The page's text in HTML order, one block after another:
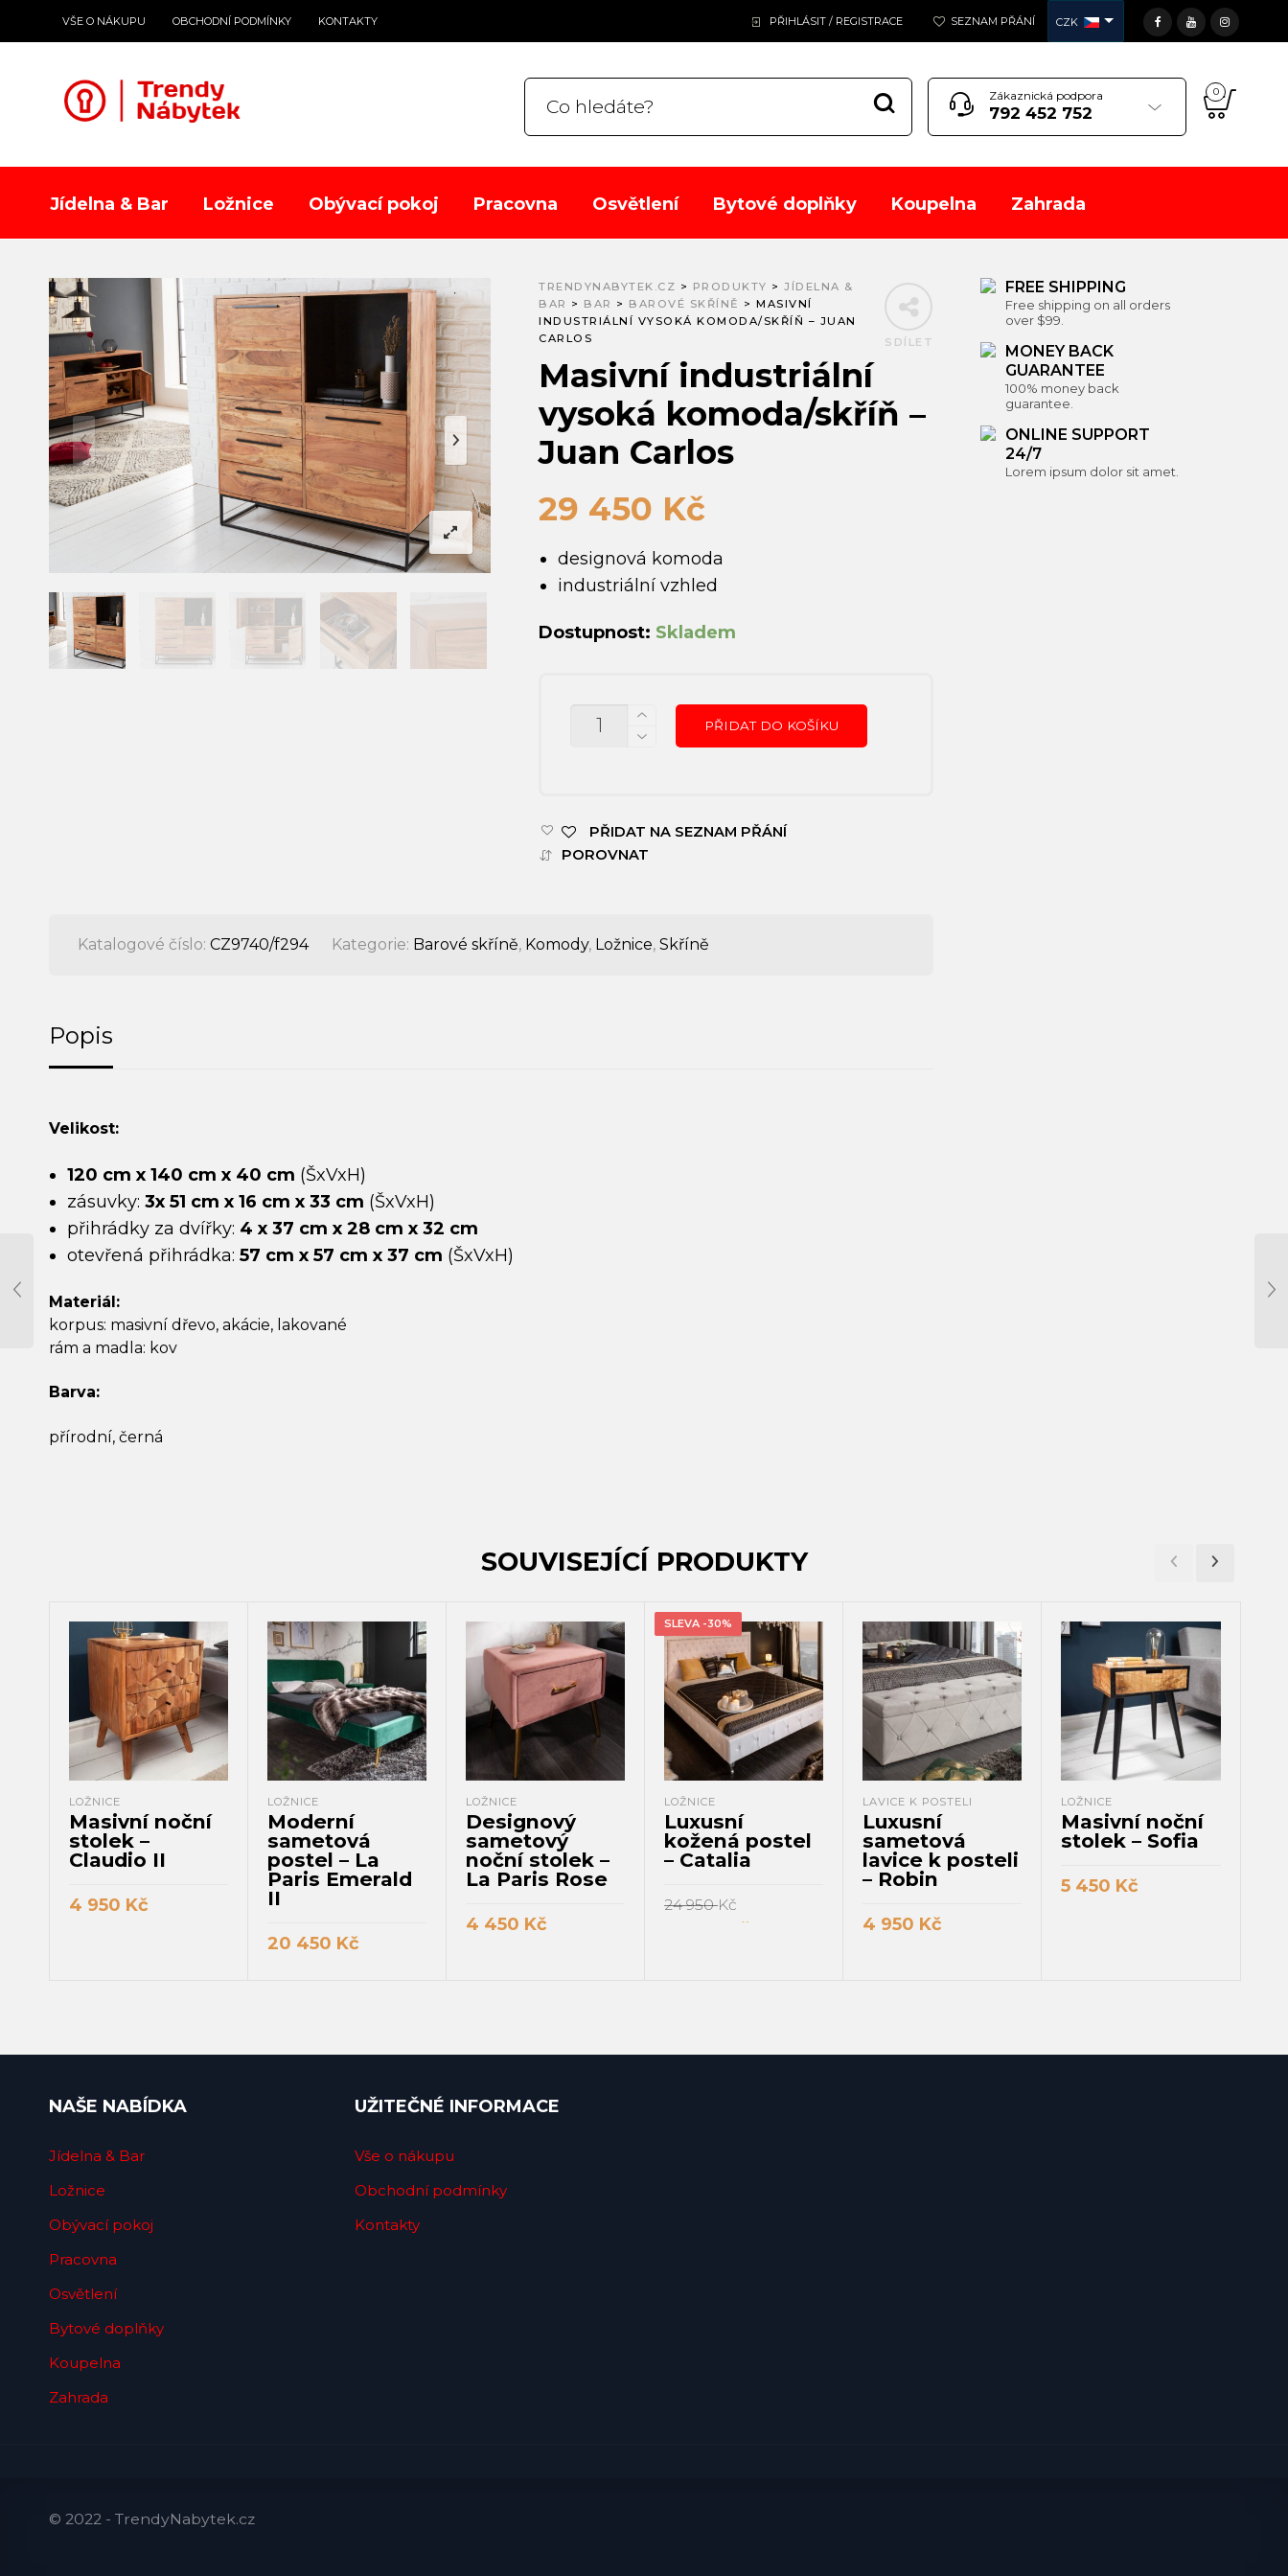
VŠE O NÁKUPU OBCHODNÍ PODMÍNKY KONTAKTY PŘIHLÁSIT / REGISTRACE SEZNAM PŘÁNÍ CZK
Zákaznická podpora
792 452 752
0
Jídelna & Bar Ložnice Obývací pokoj Pracovna Osvětlení Bytové doplňky Koupelna Zahrada
FREE SHIPPING
Free shipping on all orders
over $99.
MONEY BACK
GUARANTEE
100% money back
guarantee.
ONLINE SUPPORT
24/7
Lorem ipsum dolor sit amet.
SDÍLET
TRENDYNABYTEK.CZ > PRODUKTY >JÍDELNA &
BAR > BAR > BAROVÉ SKŘÍNĚ >MASIVNÍ
INDUSTRIÁLNÍ VYSOKÁ KOMODA/SKŘÍŇ – JUAN
CARLOS
Masivní industriální
vysoká komoda/skříň –
Juan Carlos
29 450 Kč
designová komoda
industriální vzhled
Dostupnost: Skladem
MNOŽSTVÍ PŘIDAT DO KOŠÍKU
PŘIDAT NA SEZNAM PŘÁNÍ
POROVNAT
Katalogové číslo: CZ9740/f294 Kategorie: Barové skříně, Komody, Ložnice, Skříně
Popis
Velikost:
120 cm x 140 cm x 40 cm (ŠxVxH)
zásuvky:3x 51 cm x 16 cm x 33 cm (ŠxVxH)
přihrádky za dvířky: 4 x 37 cm x 28 cm x 32 cm
otevřená přihrádka:57 cm x 57 cm x 37 cm (ŠxVxH)
Materiál:
korpus: masivní dřevo, akácie, lakované
rám a madla: kov
Barva:
přírodní, černá
SOUVISEJÍCÍ PRODUKTY
LOŽNICE
Masivní noční
stolek –
Claudio II
4 950 Kč
LOŽNICE
Moderní
sametová
postel – La
Paris Emerald
II
20 450 Kč
LOŽNICE
Designový
sametový
noční stolek –
La Paris Rose
4 450 Kč
SLEVA -30%
LOŽNICE
Luxusní
kožená postel
– Catalia
24 950Kč
Kč
LAVICE K POSTELI
Luxusní
sametová
lavice k posteli
– Robin
4 950 Kč
LOŽNICE
Masivní noční
stolek – Sofia
5 450 Kč
NAŠE NABÍDKA
Jídelna & Bar
Ložnice
Obývací pokoj
Pracovna
Osvětlení
Bytové doplňky
Koupelna
Zahrada
UŽITEČNÉ INFORMACE
Vše o nákupu
Obchodní podmínky
Kontakty
© 2022 - TrendyNabytek.cz